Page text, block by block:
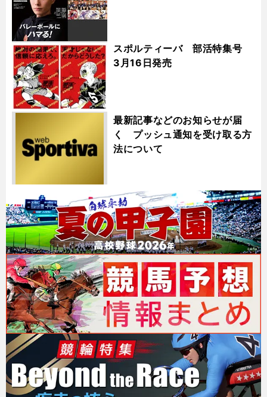
スポルティーバ 部活特集号
3月16日発売
最新記事などのお知らせが届
く プッシュ通知を受け取る方
法について